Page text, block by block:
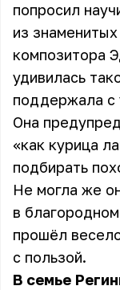
попросил
из
композитора
удивилась
поддержала с
Она
«как курица
подбирать
Не могла же
в
прошёл
с пользой.
В семье